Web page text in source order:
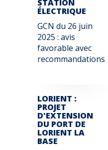
STATION
ÉLECTRIQUE
GCN du 26 juin
2025 : avis
favorable avec
recommandations
LORIENT :
PROJET
D'EXTENSION
DU PORT DE
LORIENT LA
BASE